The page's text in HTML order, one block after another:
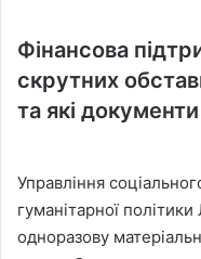
Фінансова
скрутних
та які документи
Управління
гуманітарної політики
одноразову